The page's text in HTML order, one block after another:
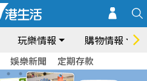
玩樂情報 購物情報
娛樂新聞 定期存款